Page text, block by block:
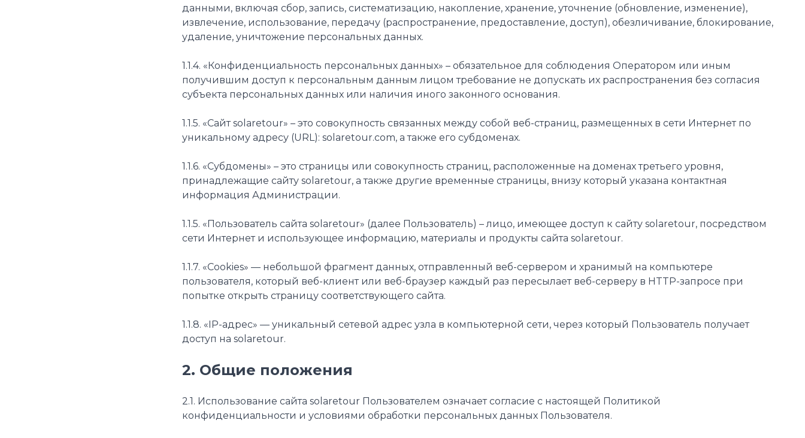
данными, включая сбор, запись, систематизацию, накопление, хранение, уточнение (обновление, изменение),
извлечение, использование, передачу (распространение, предоставление, доступ), обезличивание, блокирование,
удаление, уничтожение персональных данных.
1.1.4. «Конфиденциальность персональных данных» – обязательное для соблюдения Оператором или иным
получившим доступ к персональным данным лицом требование не допускать их распространения без согласия
субъекта персональных данных или наличия иного законного основания.
1.1.5. «Сайт solaretour» – это совокупность связанных между собой веб-страниц, размещенных в сети Интернет по
уникальному адресу (URL): solaretour.com, а также его субдоменах.
1.1.6. «Субдомены» – это страницы или совокупность страниц, расположенные на доменах третьего уровня,
принадлежащие сайту solaretour, а также другие временные страницы, внизу который указана контактная
информация Администрации.
1.1.5. «Пользователь сайта solaretour» (далее Пользователь) – лицо, имеющее доступ к сайту solaretour, посредством
сети Интернет и использующее информацию, материалы и продукты сайта solaretour.
1.1.7. «Cookies» — небольшой фрагмент данных, отправленный веб-сервером и хранимый на компьютере
пользователя, который веб-клиент или веб-браузер каждый раз пересылает веб-серверу в HTTP-запросе при
попытке открыть страницу соответствующего сайта.
1.1.8. «IP-адрес» — уникальный сетевой адрес узла в компьютерной сети, через который Пользователь получает
доступ на solaretour.
2. Общие положения
2.1. Использование сайта solaretour Пользователем означает согласие с настоящей Политикой
конфиденциальности и условиями обработки персональных данных Пользователя.